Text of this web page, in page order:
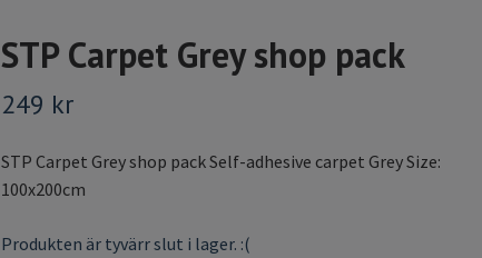
STP Carpet Grey shop pack
249 kr
STP Carpet Grey shop pack Self-adhesive carpet Grey Size:
100x200cm
Produkten är tyvärr slut i lager. :(